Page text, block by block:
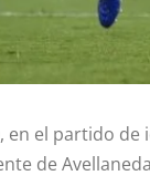
en el partido
de